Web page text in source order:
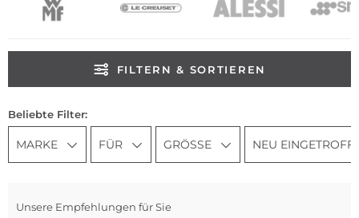
FILTERN & SORTIEREN
Beliebte Filter:
MARKE FÜR GRÖSSE NEU
Unsere Empfehlungen für Sie